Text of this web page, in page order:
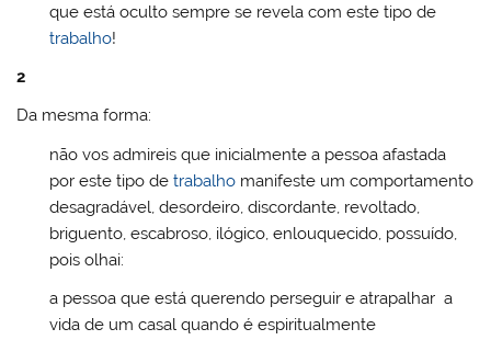
que está oculto sempre se revela com este tipo de
trabalho!
2
Da mesma forma:
não vos admireis que inicialmente a pessoa afastada
por este tipo detrabalho manifeste um comportamento
desagradável, desordeiro, discordante, revoltado,
briguento, escabroso, ilógico, enlouquecido, possuído,
pois olhai:
a pessoa que está querendo perseguir e atrapalhar a
vida de um casal quando é espiritualmente